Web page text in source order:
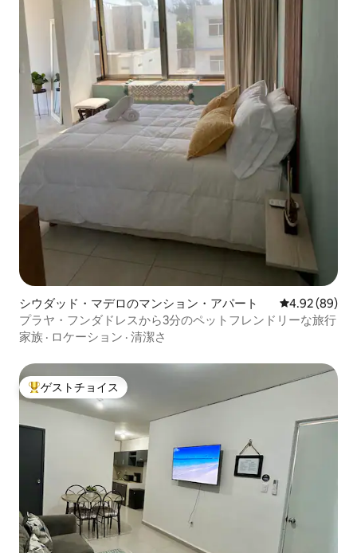
シウダッド・マデロのマンション・アパート レビュー89
4.92 (89)
プラヤ・フンダドレスから3分のペットフレンドリーな旅行
家族 · ロケーション · 清潔さ
大好評のゲストチョイスです。
ゲストチョイス